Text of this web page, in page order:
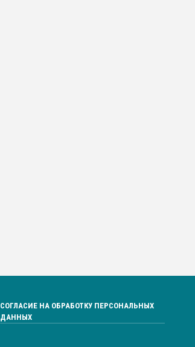
СОГЛАСИЕ НА ОБРАБОТКУ ПЕРСОНАЛЬНЫХ
ДАННЫХ